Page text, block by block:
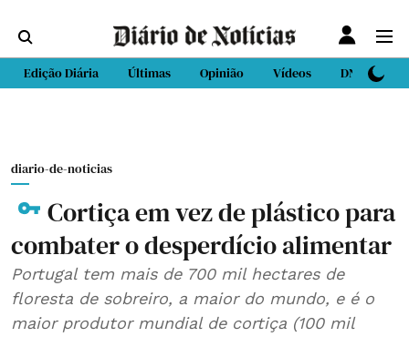
Edição Diária Últimas Opinião Vídeos DN Sport
diario-de-noticias
Cortiça em vez de plástico para
combater o desperdício alimentar
Portugal tem mais de 700 mil hectares de
floresta de sobreiro, a maior do mundo, e é o
maior produtor mundial de cortiça (100 mil